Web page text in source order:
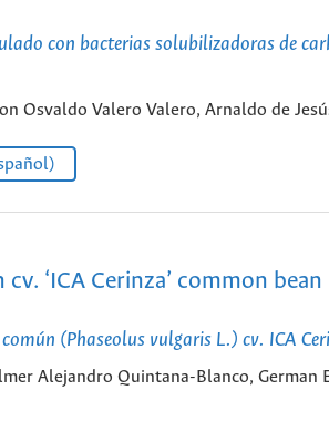
con bacterias solubilizadoras de
Osvaldo Valero Valero, Arnaldo de
‘ICA Cerinza’ common
(Phaseolus vulgaris L.) cv. ICA
Alejandro Quintana-Blanco, German